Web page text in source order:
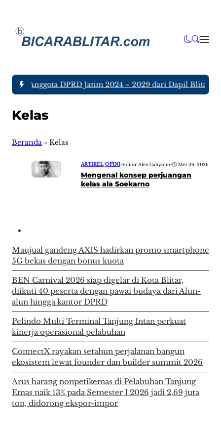
tujuh Anggota DPRD Jatim 2024 – 2029 dari Dapil Blitar
Kelas
Beranda » Kelas
ARTIKEL OPINI•Editor Alex Cahyono• Mei 26, 2026
Mengenal konsep perjuangan
kelas ala Soekarno
Maujual gandeng AXIS hadirkan promo smartphone
5G bekas dengan bonus kuota
BEN Carnival 2026 siap digelar di Kota Blitar,
diikuti 40 peserta dengan pawai budaya dari Alun-
alun hingga kantor DPRD
Pelindo Multi Terminal Tanjung Intan perkuat
kinerja operasional pelabuhan
ConnectX rayakan setahun perjalanan bangun
ekosistem lewat founder dan builder summit 2026
Arus barang nonpetikemas di Pelabuhan Tanjung
Emas naik 13% pada Semester I 2026 jadi 2,69 juta
ton, didorong ekspor-impor